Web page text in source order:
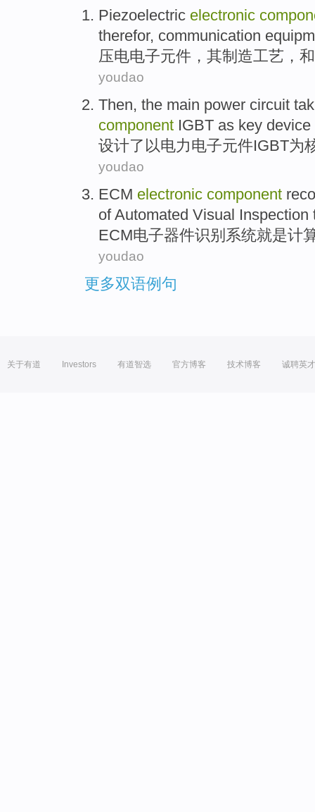
Piezoelectric electronic
therefor, communication
压电电子元件 ，其制造工艺 ， 和
youdao
Then, the main power circuit
component IGBT as key device
设计了 以电力电子元件IGBT为
youdao
ECM electronic component
of Automated Visual Inspection
ECM电子器件识别 系统就是计
youdao
更多双语例句
关于有道 Investors 有道智选 官方博客 技术博客 诚聘英才